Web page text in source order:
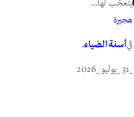
يتعجّب لها...
هجيرة
فيأسنة الضياء.